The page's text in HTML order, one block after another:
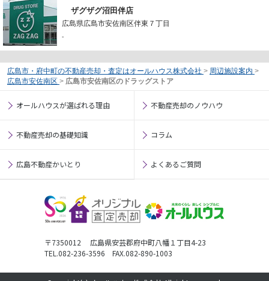
ザグザグ沼田伴店
広島県広島市安佐南区伴東７丁目
-
広島市・府中町の不動産売却・査定はオールハウス株式会社 > 周辺施設案内 >
広島市安佐南区 > 広島市安佐南区のドラッグストア
オールハウスが選ばれる理由 不動産売却のノウハウ
不動産売却の基礎知識 コラム
広島不動産かいとり よくあるご質問
〒7350012 広島県安芸郡府中町八幡１丁目4-23
TEL.082-236-3596 FAX.082-890-1003